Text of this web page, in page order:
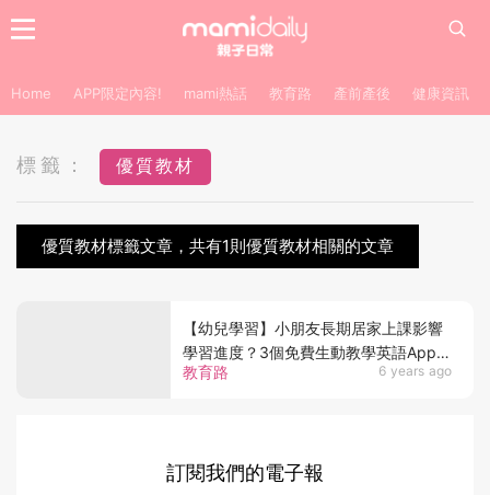
Home APP限定內容! mami熱話 教育路 產前產後 健康資訊
標籤： 優質教材
優質教材標籤文章，共有1則優質教材相關的文章
教育路 6 years ago
【幼兒學習】小朋友長期居家上課影響
學習進度？3個免費生動教學英語Apps
推薦
訂閱我們的電子報